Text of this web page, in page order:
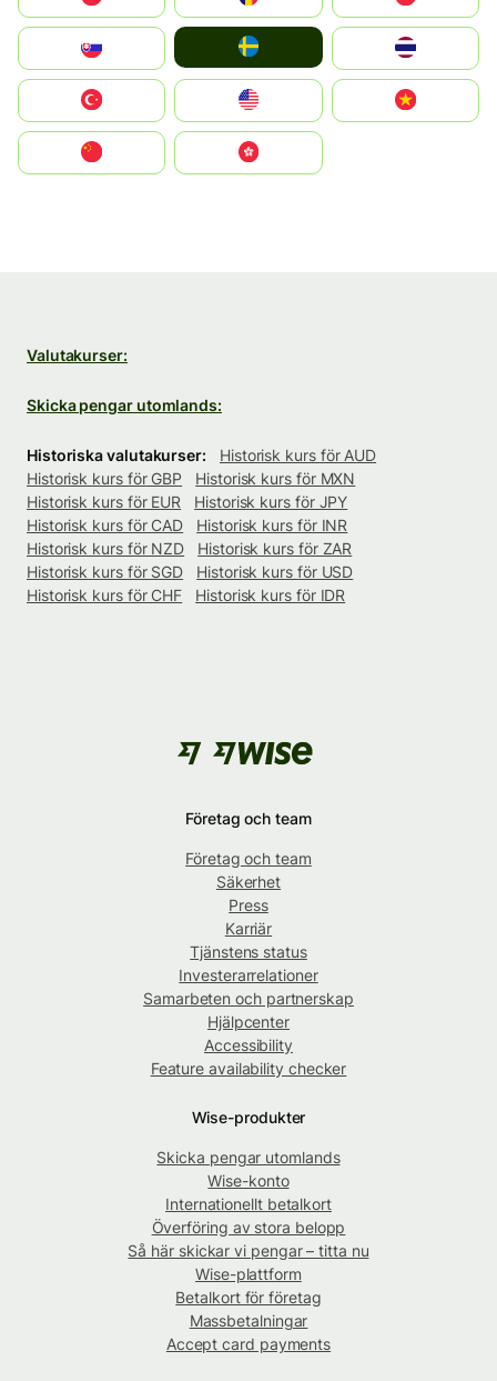
United States
中國香港特別行政區
Valutakurser:
Skicka pengar utomlands:
Historiska valutakurser:
Historisk kurs för AUD
Historisk kurs för GBP
Historisk kurs för MXN
Historisk kurs för EUR
Historisk kurs för JPY
Historisk kurs för CAD
Historisk kurs för INR
Historisk kurs för NZD
Historisk kurs för ZAR
Historisk kurs för SGD
Historisk kurs för USD
Historisk kurs för CHF
Historisk kurs för IDR
Företag och team
Företag och team
Säkerhet
Press
Karriär
Tjänstens status
Investerarrelationer
Samarbeten och partnerskap
Hjälpcenter
Accessibility
Feature availability checker
Wise-produkter
Skicka pengar utomlands
Wise-konto
Internationellt betalkort
Överföring av stora belopp
Så här skickar vi pengar – titta nu
Wise-plattform
Betalkort för företag
Massbetalningar
Accept card payments